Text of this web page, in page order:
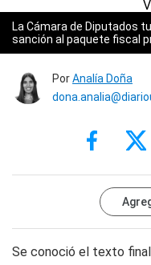
La Cámara de Diputados
sanción al paquete fiscal
PorAnalía Doña
Se conoció el texto